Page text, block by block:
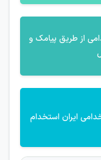
از طریق پیامک و
ایران استخدام